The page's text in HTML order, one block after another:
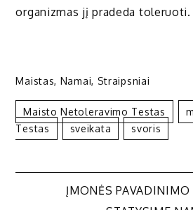
organizmas jį pradeda toleruoti.
Maistas, Namai, Straipsniai
Maisto Netoleravimo Testas
Testas
Sveikata Svoris
Navigacija
ĮMONĖS PAVADINIMO